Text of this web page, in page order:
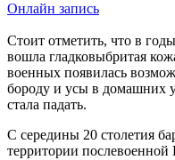
Онлайн запись
Стоит отметить, что в
вошла гладковыбритая
военных появилась
бороду и усы в домашних
стала падать.
С середины 20 столетия
территории